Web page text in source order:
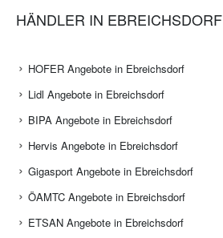
HÄNDLER IN EBREICHSDORF
HOFER Angebote in Ebreichsdorf
Lidl Angebote in Ebreichsdorf
BIPA Angebote in Ebreichsdorf
Hervis Angebote in Ebreichsdorf
Gigasport Angebote in Ebreichsdorf
ÖAMTC Angebote in Ebreichsdorf
ETSAN Angebote in Ebreichsdorf